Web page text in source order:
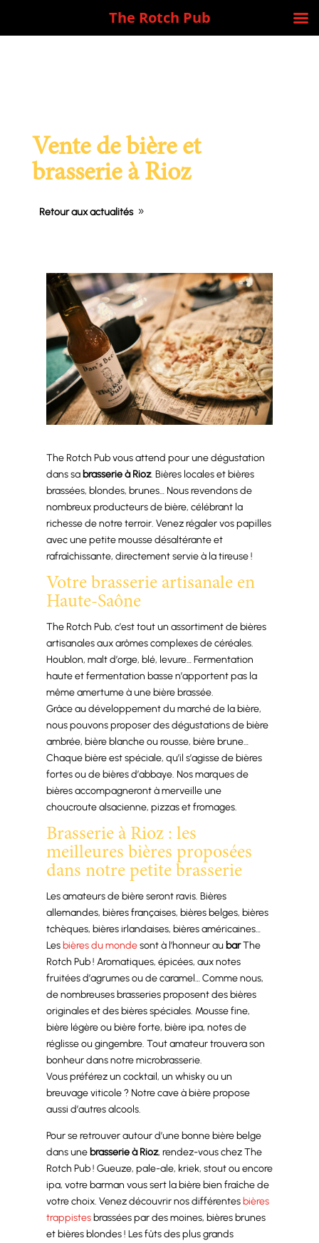
Vente de bière et
brasserie à Rioz
Retour aux actualités
The Rotch Pub vous attend pour une dégustation
dans sa brasserie à Rioz. Bières locales et bières
brassées, blondes, brunes… Nous revendons de
nombreux producteurs de bière, célébrant la
richesse de notre terroir. Venez régaler vos papilles
avec une petite mousse désaltérante et
rafraîchissante, directement servie à la tireuse !
Votre brasserie artisanale en
Haute-Saône
The Rotch Pub, c’est tout un assortiment de bières
artisanales aux arômes complexes de céréales.
Houblon, malt d’orge, blé, levure… Fermentation
haute et fermentation basse n’apportent pas la
même amertume à une bière brassée.
Grâce au développement du marché de la bière,
nous pouvons proposer des dégustations de bière
ambrée, bière blanche ou rousse, bière brune…
Chaque bière est spéciale, qu’il s’agisse de bières
fortes ou de bières d’abbaye. Nos marques de
bières accompagneront à merveille une
choucroute alsacienne, pizzas et fromages.
Brasserie à Rioz : les
meilleures bières proposées
dans notre petite brasserie
Les amateurs de bière seront ravis. Bières
allemandes, bières françaises, bières belges, bières
tchèques, bières irlandaises, bières américaines…
Les bières du mondesont à l’honneur au barThe
Rotch Pub ! Aromatiques, épicées, aux notes
fruitées d’agrumes ou de caramel… Comme nous,
de nombreuses brasseries proposent des bières
originales et des bières spéciales. Mousse fine,
bière légère ou bière forte, bière ipa, notes de
réglisse ou gingembre. Tout amateur trouvera son
bonheur dans notre microbrasserie.
Vous préférez un cocktail, un whisky ou un
breuvage viticole ? Notre cave à bière propose
aussi d’autres alcools.
Pour se retrouver autour d’une bonne bière belge
dans une brasserie à Rioz, rendez-vous chez The
Rotch Pub ! Gueuze, pale-ale, kriek, stout ou encore
ipa, votre barman vous sert la bière bien fraîche de
votre choix. Venez découvrir nos différentes bières
trappistesbrassées par des moines, bières brunes
et bières blondes ! Les fûts des plus grands
The Rotch Pub